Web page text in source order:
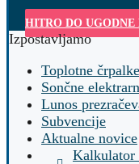
HITRO DO UGODNE
Izpostavljamo
Toplotne črpalke
Sončne
Lunos
Subvencije
Aktualne novice
Kalkulator